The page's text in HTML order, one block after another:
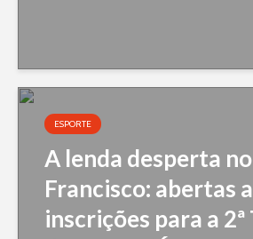
ESPORTE
A lenda desperta
Francisco: abertas
inscrições para a